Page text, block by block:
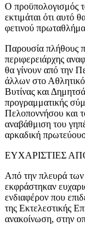
Ο προϋπολογισμός
εκτιμάται ότι αυτό
φετινού
Παρουσία πλήθους
περιφερειάρχης
θα γίνουν από την
άλλων στο
Βυτίνας και
προγραμματικής
Πελοποννήσου και
αναβάθμιση του
αρκαδική
ΕΥΧΑΡΙΣΤΙΕΣ
Από την πλευρά
εκφράστηκαν
ενδιαφέρον που
της Εκτελεστικής
ανακοίνωση, στην